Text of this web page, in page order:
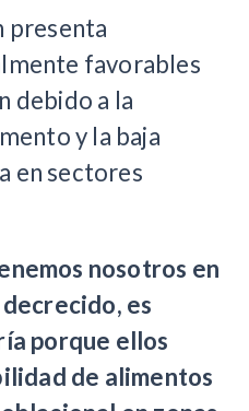
presenta
favorables
debido a la
y la baja
en sectores
nosotros en
es
porque ellos
de alimentos